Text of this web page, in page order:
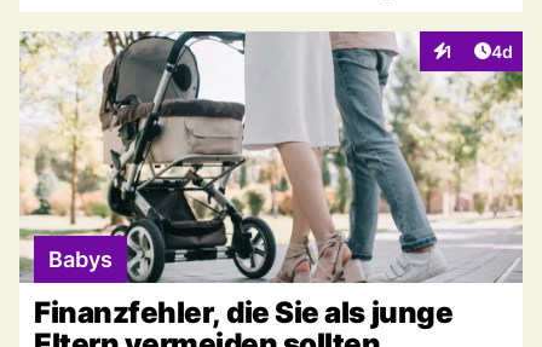
1
Interaktionen
4d
Babys
Finanzfehler, die Sie als junge